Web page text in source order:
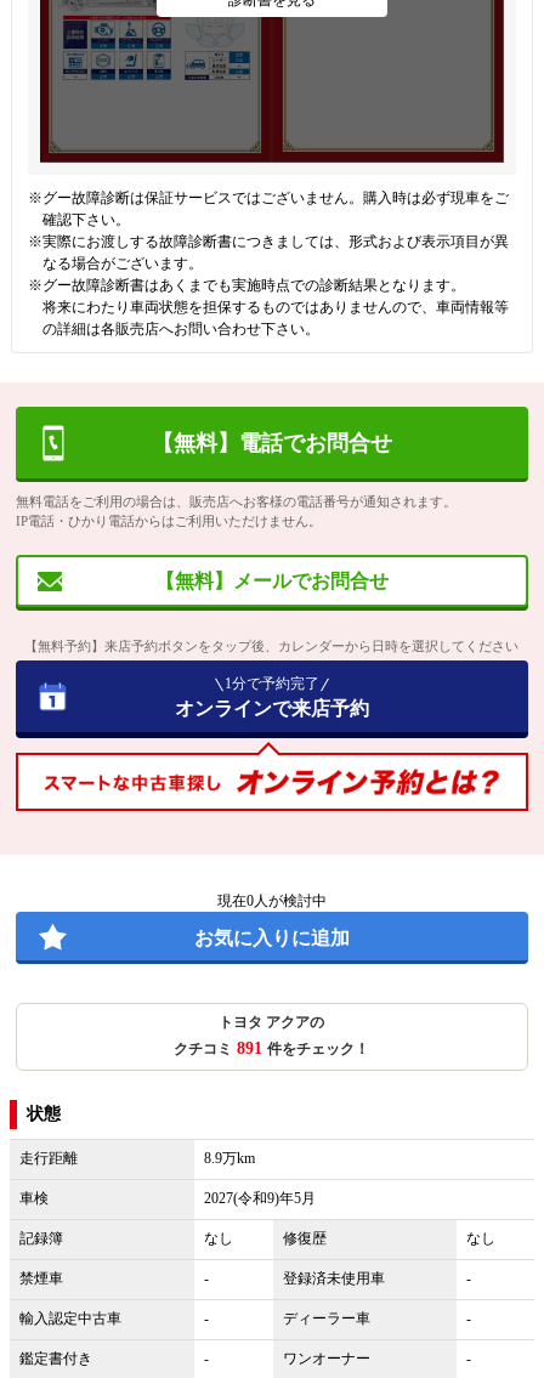
※グー故障診断は保証サービスではございません。購入時は必ず現車をご
確認下さい。
※実際にお渡しする故障診断書につきましては、形式および表示項目が異
なる場合がございます。
※グー故障診断書はあくまでも実施時点での診断結果となります。
将来にわたり車両状態を担保するものではありませんので、車両情報等
の詳細は各販売店へお問い合わせ下さい。
【無料】電話でお問合せ
無料電話をご利用の場合は、販売店へお客様の電話番号が通知されます。
IP電話・ひかり電話からはご利用いただけません。
【無料】メールでお問合せ
【無料予約】来店予約ボタンをタップ後、カレンダーから日時を選択してください
1分で予約完了
オンラインで来店予約
現在0人が検討中
お気に入りに追加
トヨタ アクアの
クチコミ 891 件をチェック！
状態
走行距離 8.9万km
車検 2027(令和9)年5月
記録簿 なし 修復歴 なし
禁煙車 - 登録済未使用車 -
輸入認定中古車 - ディーラー車 -
鑑定書付き - ワンオーナー -